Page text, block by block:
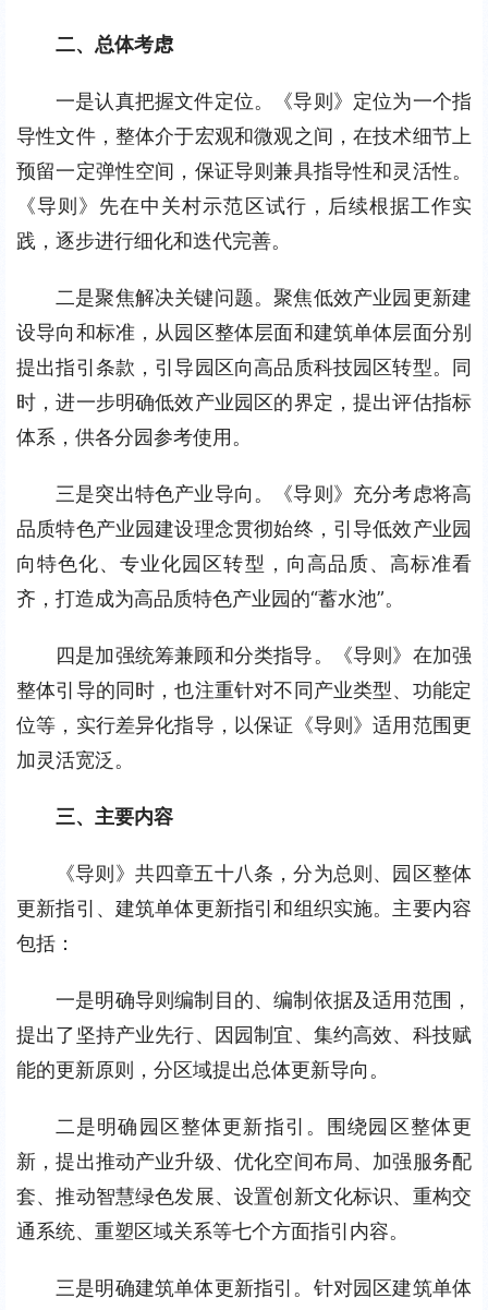
二、总体考虑
一是认真把握文件定位。《导则》定位为一个指
导性文件，整体介于宏观和微观之间，在技术细节上
预留一定弹性空间，保证导则兼具指导性和灵活性。
《导则》先在中关村示范区试行，后续根据工作实
践，逐步进行细化和迭代完善。
二是聚焦解决关键问题。聚焦低效产业园更新建
设导向和标准，从园区整体层面和建筑单体层面分别
提出指引条款，引导园区向高品质科技园区转型。同
时，进一步明确低效产业园区的界定，提出评估指标
体系，供各分园参考使用。
三是突出特色产业导向。《导则》充分考虑将高
品质特色产业园建设理念贯彻始终，引导低效产业园
向特色化、专业化园区转型，向高品质、高标准看
齐，打造成为高品质特色产业园的“蓄水池”。
四是加强统筹兼顾和分类指导。《导则》在加强
整体引导的同时，也注重针对不同产业类型、功能定
位等，实行差异化指导，以保证《导则》适用范围更
加灵活宽泛。
三、主要内容
《导则》共四章五十八条，分为总则、园区整体
更新指引、建筑单体更新指引和组织实施。主要内容
包括：
一是明确导则编制目的、编制依据及适用范围，
提出了坚持产业先行、因园制宜、集约高效、科技赋
能的更新原则，分区域提出总体更新导向。
二是明确园区整体更新指引。围绕园区整体更
新，提出推动产业升级、优化空间布局、加强服务配
套、推动智慧绿色发展、设置创新文化标识、重构交
通系统、重塑区域关系等七个方面指引内容。
三是明确建筑单体更新指引。针对园区建筑单体